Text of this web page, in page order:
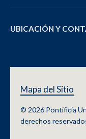
UBICACIÓN Y
© 2026 Pontificia
derechos
Mapa del Sitio